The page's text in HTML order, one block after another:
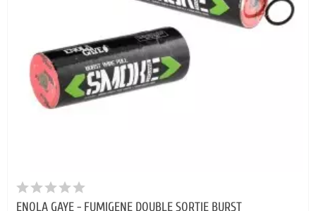
ENOLA GAYE - FUMIGENE DOUBLE SORTIE BURST